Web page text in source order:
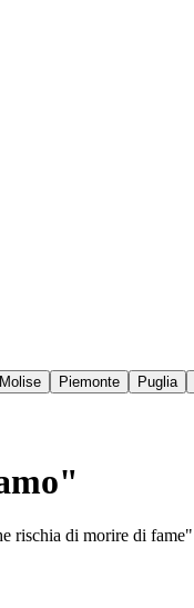
Molise Piemonte Puglia
rischia di morire di fame"